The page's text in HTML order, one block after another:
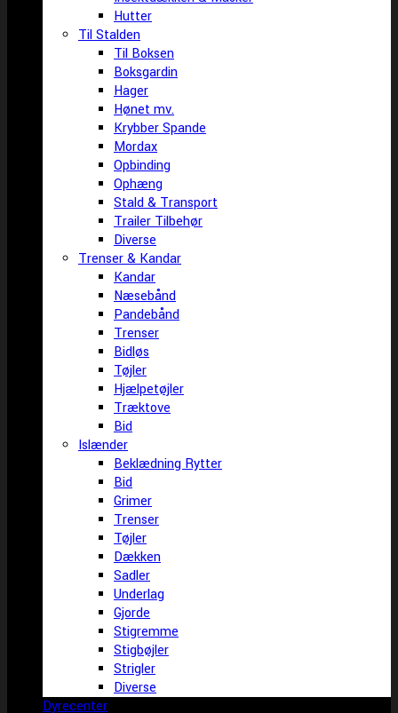
Hutter
Til Stalden
Til Boksen
Boksgardin
Hager
Hønet mv.
Krybber Spande
Mordax
Opbinding
Ophæng
Stald & Transport
Trailer Tilbehør
Diverse
Trenser & Kandar
Kandar
Næsebånd
Pandebånd
Trenser
Bidløs
Tøjler
Hjælpetøjler
Træktove
Bid
Islænder
Beklædning Rytter
Bid
Grimer
Trenser
Tøjler
Dækken
Sadler
Underlag
Gjorde
Stigremme
Stigbøjler
Strigler
Diverse
Dyrecenter